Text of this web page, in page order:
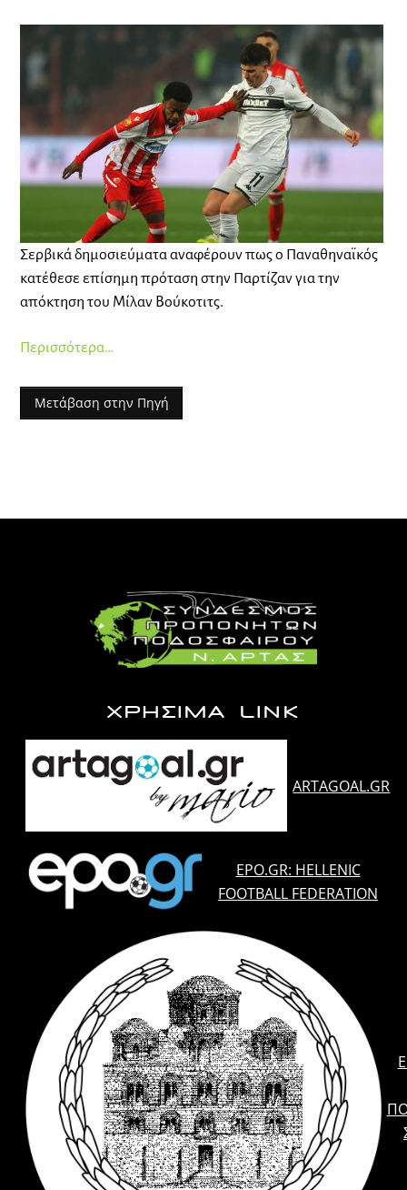
Σερβικά δημοσιεύματα αναφέρουν πως ο Παναθηναϊκός
κατέθεσε επίσημη πρόταση στην Παρτίζαν για την
απόκτηση του Μίλαν Βούκοτιτς.
Περισσότερα…
Μετάβαση στην Πηγή
ΧΡΗΣΙΜΑ LINK
ARTAGOAL.GR
EPO.GR: HELLENIC
FOOTBALL FEDERATION